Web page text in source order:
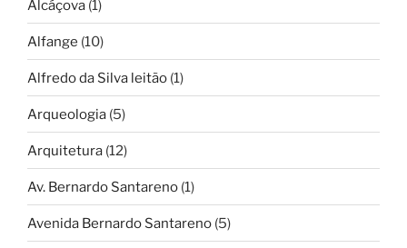
Alcáçova (1)
Alfange (10)
Alfredo da Silva leitão (1)
Arqueologia (5)
Arquitetura (12)
Av. Bernardo Santareno (1)
Avenida Bernardo Santareno (5)